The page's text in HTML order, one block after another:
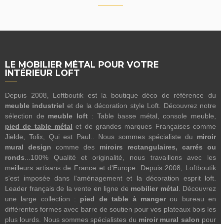
LE MOBILIER MÉTAL POUR VOTRE
INTÉRIEUR LOFT
Depuis 2008, Loftboutik est la boutique déco de référence du
meuble industriel et de la décoration style Loft. Découvrez notre
sélection de meuble loft: Table basse métal, console meuble,
pied de table métal et de grandes marques Françaises comme
Jielde, Tolix, Qui est Paul.. Nous sommes spécialiste du miroir
mural design comme des miroirs rectangulaires, carrés ou
ronds ...100% Qualité et originalité, nous travaillons avec les
meilleurs artisans de France et d'Europe. Depuis 2008, Loftboutik
s'est imposée dans l'aménagement et la décoration esprit loft.
Leader français de la vente en ligne de mobilier métal . Découvrez
une large collection : pied de table à mangerou bureau en
différentes formes avec barre de soutien pour vos plateaux bois les
plus lourds. Nous sommes spécialistes du miroir mural salon pour